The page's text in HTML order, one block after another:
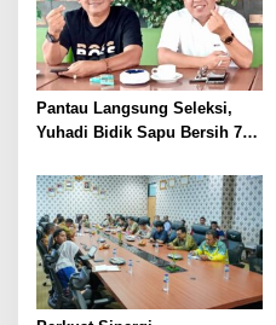
Lampung
Pantau Langsung Seleksi,
Yuhadi Bidik Sapu Bersih 7
Porwanas 2027